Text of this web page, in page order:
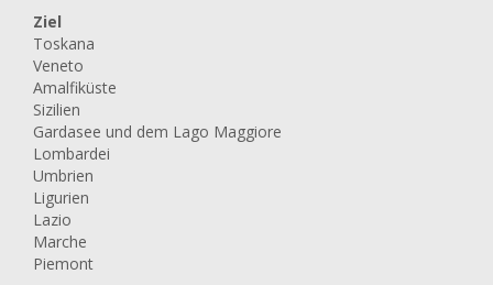
Ziel
Toskana
Veneto
Amalfiküste
Sizilien
Gardasee und dem Lago Maggiore
Lombardei
Umbrien
Ligurien
Lazio
Marche
Piemont